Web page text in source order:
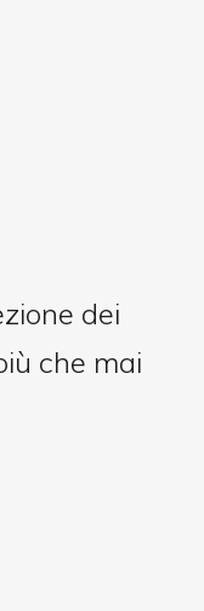
dei
che mai